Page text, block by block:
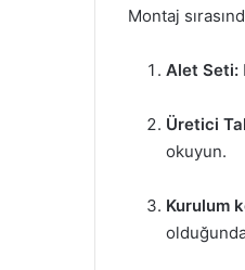
Montaj
Alet Seti:
Üretici
okuyun.
Kurulum